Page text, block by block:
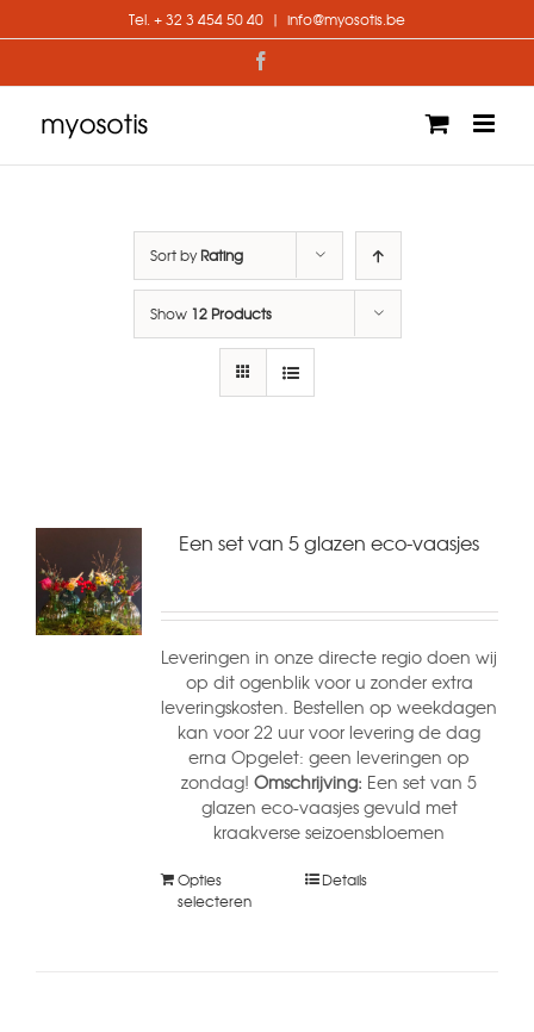
to
Tel. + 32 3 454 50 40 | info@myosotis.be
Sort byRating
Show 12 Products
Een set van 5 glazen eco-vaasjes
Leveringen in onze directe regio doen wij
op dit ogenblik voor u zonder extra
leveringskosten. Bestellen op weekdagen
kan voor 22 uur voor levering de dag
erna Opgelet: geen leveringen op
zondag!Omschrijving: Een set van 5
glazen eco-vaasjes gevuld met
kraakverse seizoensbloemen
Opties
selecteren
Details